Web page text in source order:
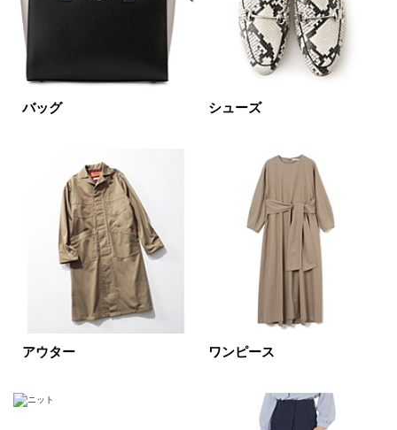
予約品
ラスト1
在庫あり
ホワイト グレー
ベージュ オレンジ
ピンク
パープル ブルー
ゴールド
バッグ シューズ
アウター ワンピース